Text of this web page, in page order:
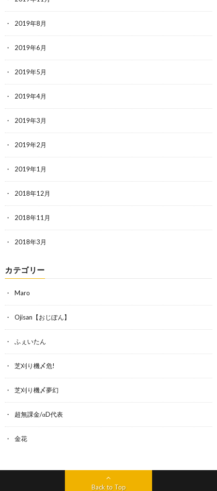
2019年8月
2019年6月
2019年5月
2019年4月
2019年3月
2019年2月
2019年1月
2018年12月
2018年11月
2018年3月
カテゴリー
Maro
Ojisan【おじぽん】
ふぇいたん
芝刈り機〆危!
芝刈り機〆夢幻
超無課金/αD代表
金花
Back to Top